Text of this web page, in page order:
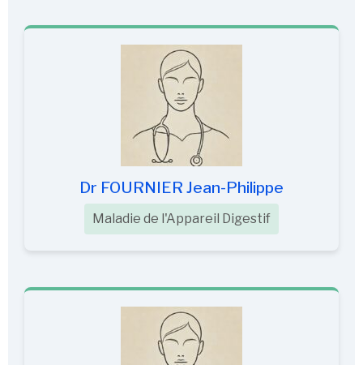
Dr FOURNIER Jean-Philippe
Maladie de l'Appareil Digestif